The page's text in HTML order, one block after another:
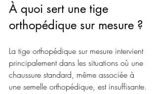
À quoi sert une tige
orthopédique sur mesure ?
La tige orthopédique sur mesure intervient
principalement dans les situations où une
chaussure standard, même associée à
une semelle orthopédique, est insuffisante.